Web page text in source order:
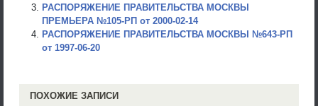
РАСПОРЯЖЕНИЕ ПРАВИТЕЛЬСТВА МОСКВЫ
ПРЕМЬЕРА №105-РП от 2000-02-14
РАСПОРЯЖЕНИЕ ПРАВИТЕЛЬСТВА МОСКВЫ №643-РП
от 1997-06-20
ПОХОЖИЕ ЗАПИСИ